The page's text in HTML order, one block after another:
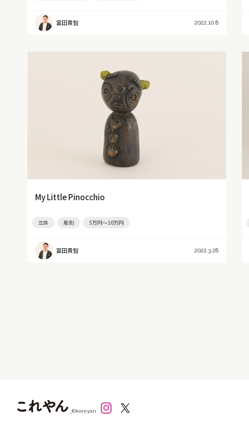
富田貴智 2022.10.8
My Little Pinocchio
立体 彫刻 5万円～10万円
富田貴智 2022.3.28
©koreyan